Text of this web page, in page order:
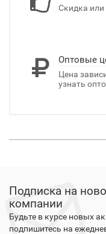
Скидка или
Оптовые
Цена
узнать
Подписка на
компании
Будьте в курсе новых
подпишитесь на